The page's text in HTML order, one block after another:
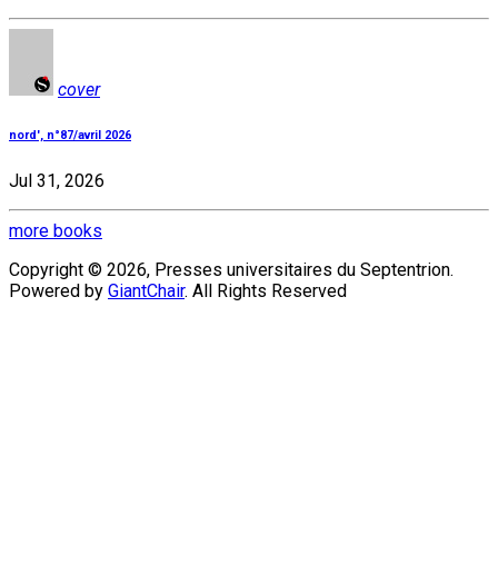
cover
nord', n°87/avril 2026
Jul 31, 2026
more books
Copyright © 2026, Presses universitaires du Septentrion.
Powered by GiantChair. All Rights Reserved